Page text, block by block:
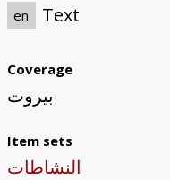
en
Text
Coverage
بيروت
Item sets
النشاطات